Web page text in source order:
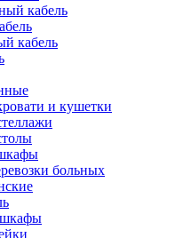
кабель
кабель
и кушетки
больных
шкафы